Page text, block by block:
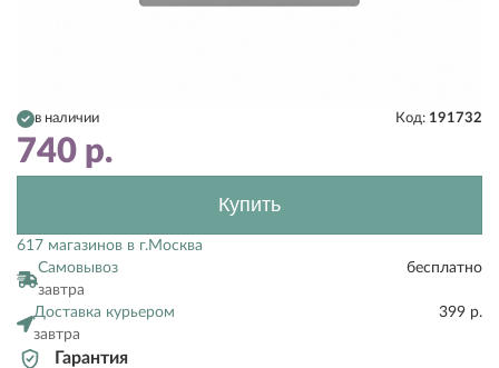
в наличии Код: 191732
740 р.
Купить
617 магазинов в г.Москва
Самовывоз
завтра
бесплатно
Доставка курьером
завтра
399 р.
Гарантия